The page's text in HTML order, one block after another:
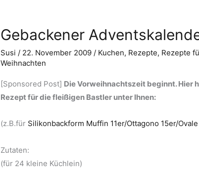
Gebackener
Susi / 22. November 2009 / Kuchen, Rezepte, Rezepte
Weihnachten
[Sponsored Post] Die Vorweihnachtszeit beginnt. Hier
Rezept für die fleißigen Bastler unter Ihnen:
(z.B.für Silikonbackform Muffin 11er/Ottagono 15er/
Zutaten:
(für 24 kleine Küchlein)